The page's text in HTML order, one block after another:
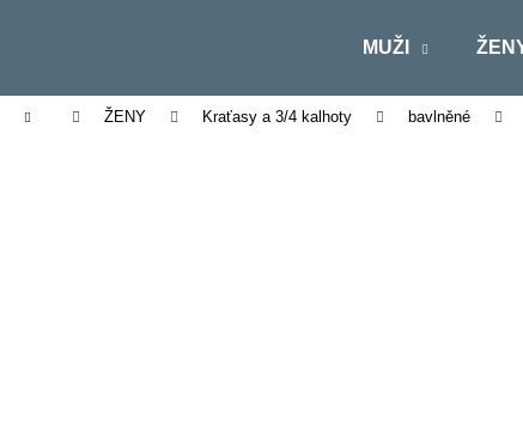
MUŽI
Domů ŽENY Kraťasy a 3/4 kalhoty bavlněné
do
do